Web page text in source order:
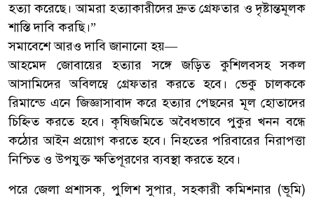
হত্যা করেছে। আমরা হত্যাকারীদের দ্রুত গ্রেফতার ও দৃষ্টান্তমূলক
শাস্তি দাবি করছি।”
সমাবেশে আরও দাবি জানানো হয়—
আহমেদ জোবায়ের হত্যার সঙ্গে জড়িত কুশিলবসহ সকল
আসামিদের অবিলম্বে গ্রেফতার করতে হবে। ভেকু চালককে
রিমান্ডে এনে জিজ্ঞাসাবাদ করে হত্যার পেছনের মূল হোতাদের
চিহ্নিত করতে হবে। কৃষিজমিতে অবৈধভাবে পুকুর খনন বন্ধে
কঠোর আইন প্রয়োগ করতে হবে। নিহতের পরিবারের নিরাপত্তা
নিশ্চিত ও উপযুক্ত ক্ষতিপূরণের ব্যবস্থা করতে হবে।
পরে জেলা প্রশাসক, পুলিশ সুপার, সহকারী কমিশনার (ভূমি)